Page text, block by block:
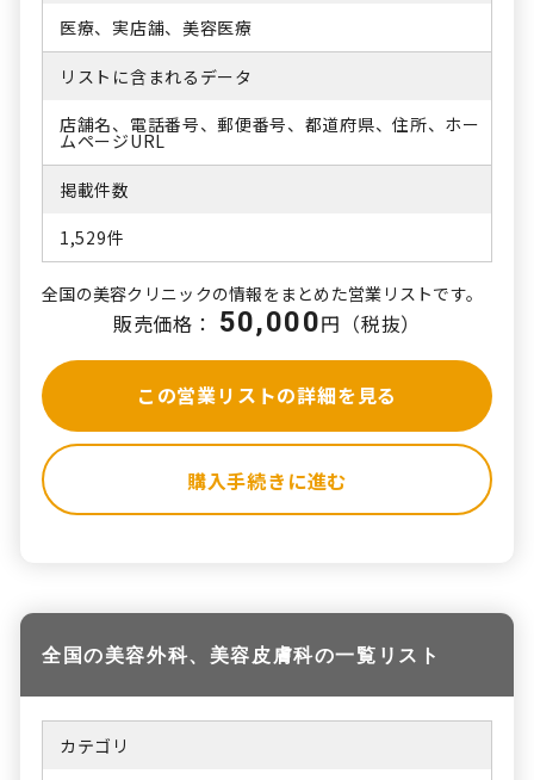
医療、実店舗、美容医療
リストに含まれるデータ
店舗名、電話番号、郵便番号、都道府県、住所、ホー
ムページURL
掲載件数
1,529件
全国の美容クリニックの情報をまとめた営業リストです。
販売価格： 50,000円（税抜）
この営業リストの詳細を見る
購入手続きに進む
全国の美容外科、美容皮膚科の一覧リスト
カテゴリ